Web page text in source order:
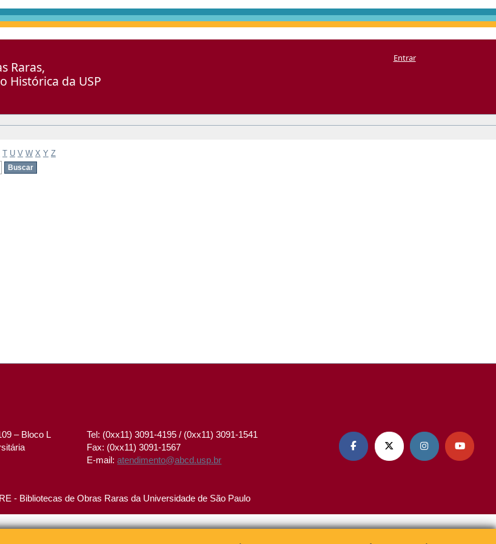
Raras,
Histórica da USP
Entrar
T U V W X Y Z
– Bloco L
Tel: (0xx11) 3091-4195 / (0xx11) 3091-1541
Fax: (0xx11) 3091-1567
E-mail:atendimento@abcd.usp.br
   
- Bibliotecas de Obras Raras da Universidade de São Paulo